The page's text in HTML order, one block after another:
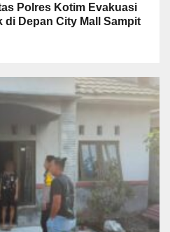
Polres Kotim Evakuasi
di Depan City Mall Sampit